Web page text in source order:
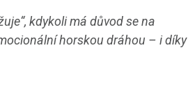
kdykoli má důvod se na
horskou dráhou – i díky